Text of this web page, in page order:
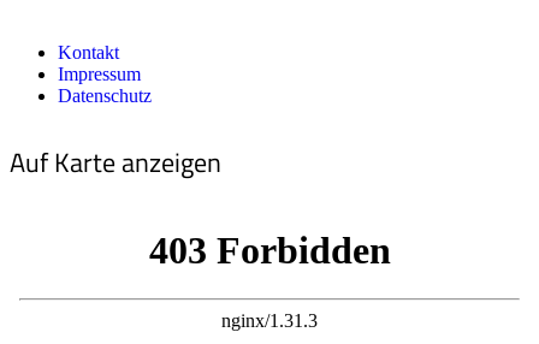
Kontakt
Impressum
Datenschutz
Auf Karte anzeigen